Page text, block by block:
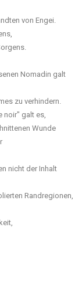
von Engei.
Nomadin galt
zu verhindern.
noir" galt es,
Wunde
nicht der Inhalt
Randregionen,